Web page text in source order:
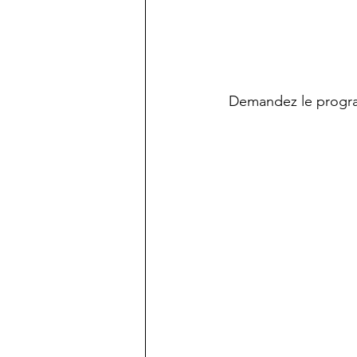
Demandez le